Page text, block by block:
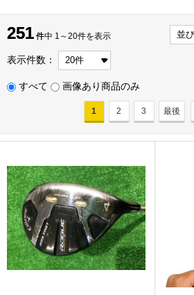
251 件
251 件中 1～20件を表示
表示件数：
すべて 画像あり商品のみ
1 2 3 最後